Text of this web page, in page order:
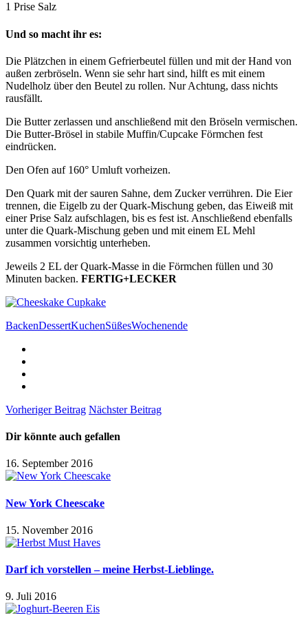
1 Prise Salz
Und so macht ihr es:
Die Plätzchen in einem Gefrierbeutel füllen und mit der Hand von
außen zerbröseln. Wenn sie sehr hart sind, hilft es mit einem
Nudelholz über den Beutel zu rollen. Nur Achtung, dass nichts
rausfällt.
Die Butter zerlassen und anschließend mit den Bröseln vermischen.
Die Butter-Brösel in stabile Muffin/Cupcake Förmchen fest
eindrücken.
Den Ofen auf 160° Umluft vorheizen.
Den Quark mit der sauren Sahne, dem Zucker verrühren. Die Eier
trennen, die Eigelb zu der Quark-Mischung geben, das Eiweiß mit
einer Prise Salz aufschlagen, bis es fest ist. Anschließend ebenfalls
unter die Quark-Mischung geben und mit einem EL Mehl
zusammen vorsichtig unterheben.
Jeweils 2 EL der Quark-Masse in die Förmchen füllen und 30
Minuten backen. FERTIG+LECKER
BackenDessertKuchenSüßesWochenende
Vorheriger Beitrag Nächster Beitrag
Dir könnte auch gefallen
16. September 2016
New York Cheescake
15. November 2016
Darf ich vorstellen – meine Herbst-Lieblinge.
9. Juli 2016